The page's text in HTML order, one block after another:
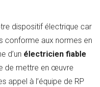
dispositif électrique car
conforme aux normes en
d’un électricien fiable
de mettre en œuvre
appel à l’équipe de RP